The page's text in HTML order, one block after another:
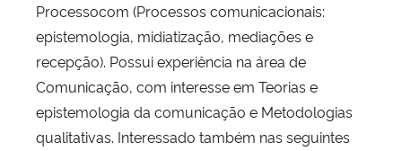
Processocom (Processos comunicacionais:
epistemologia, midiatização, mediações e
recepção). Possui experiência na área de
Comunicação, com interesse em Teorias e
epistemologia da comunicação e Metodologias
qualitativas. Interessado também nas seguintes